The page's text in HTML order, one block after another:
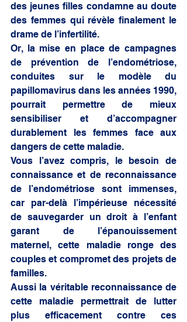
des jeunes filles condamne au doute
des femmes qui révèle finalement le
drame de l’infertilité.
Or, la mise en place de campagnes
de prévention de l’endométriose,
conduites sur le modèle du
papillomavirus dans les années 1990,
pourrait permettre de mieux
sensibiliser et d’accompagner
durablement les femmes face aux
dangers de cette maladie.
Vous l’avez compris, le besoin de
connaissance et de reconnaissance
de l’endométriose sont immenses,
car par-delà l’impérieuse nécessité
de sauvegarder un droit à l’enfant
garant de l’épanouissement
maternel, cette maladie ronge des
couples et compromet des projets de
familles.
Aussi la véritable reconnaissance de
cette maladie permettrait de lutter
plus efficacement contre ces